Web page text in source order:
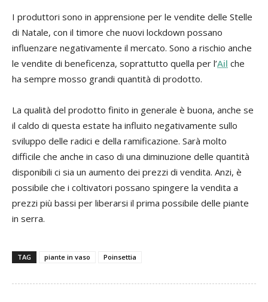
I produttori sono in apprensione per le vendite delle Stelle
di Natale, con il timore che nuovi lockdown possano
influenzare negativamente il mercato. Sono a rischio anche
le vendite di beneficenza, soprattutto quella per l’Ail che
ha sempre mosso grandi quantità di prodotto.
La qualità del prodotto finito in generale è buona, anche se
il caldo di questa estate ha influito negativamente sullo
sviluppo delle radici e della ramificazione. Sarà molto
difficile che anche in caso di una diminuzione delle quantità
disponibili ci sia un aumento dei prezzi di vendita. Anzi, è
possibile che i coltivatori possano spingere la vendita a
prezzi più bassi per liberarsi il prima possibile delle piante
in serra.
TAG piante in vaso Poinsettia